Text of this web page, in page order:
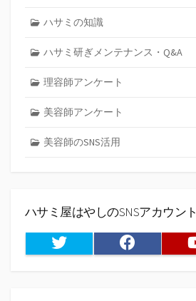
ハサミの知識
ハサミ研ぎメンテナンス・Q&A
理容師アンケート
美容師アンケート
美容師のSNS活用
ハサミ屋はやしのSNSアカウント
Twitter Facebook